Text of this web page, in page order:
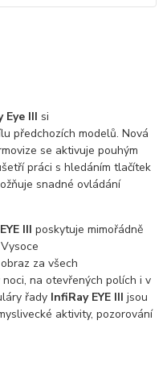
Eye III si
předchozích modelů. Nová
se aktivuje pouhým
práci s hledáním tlačítek
snadné ovládání
III poskytuje mimořádně
za všech
na otevřených polích i v
řady InfiRay EYE III jsou
aktivity, pozorování